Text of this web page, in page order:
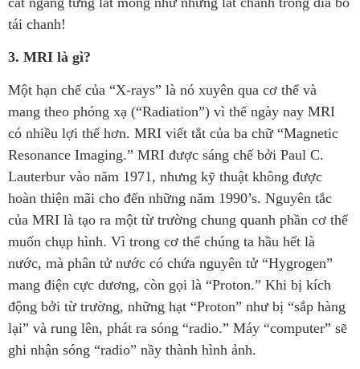
tái chanh!
3. MRI là gì?
Một hạn chế của “X-rays” là nó xuyên qua cơ thể và
mang theo phóng xạ (“Radiation”) vì thế ngày nay MRI
có nhiều lợi thế hơn. MRI viết tắt của ba chữ “Magnetic
Resonance Imaging.” MRI được sáng chế bởi Paul C.
Lauterbur vào năm 1971, nhưng kỹ thuật không được
hoàn thiện mãi cho đến những năm 1990’s. Nguyên tắc
của MRI là tạo ra một từ trường chung quanh phần cơ thể
muốn chụp hình. Vì trong cơ thể chúng ta hầu hết là
nước, mà phân tử nước có chứa nguyên tử “Hygrogen”
mang điện cực dương, còn gọi là “Proton.” Khi bị kích
động bởi từ trường, những hạt “Proton” như bị “sắp hàng
lại” và rung lên, phát ra sóng “radio.” Máy “computer” sẽ
ghi nhận sóng “radio” nầy thành hình ảnh.